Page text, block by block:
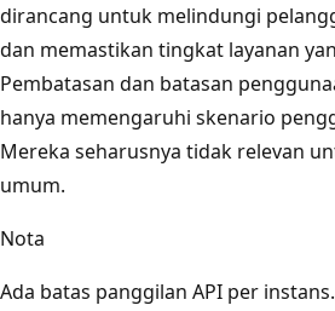
dirancang untuk melindungi
dan memastikan tingkat layanan
Pembatasan dan batasan
hanya memengaruhi skenario
Mereka seharusnya tidak relevan
umum.
Nota
Ada batas panggilan API per